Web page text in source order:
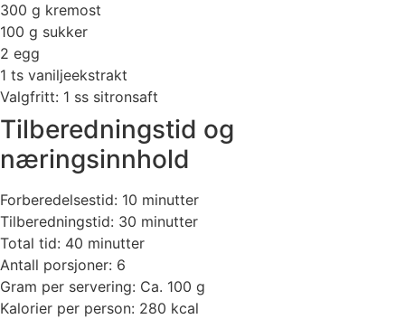
300 g kremost
100 g sukker
2 egg
1 ts vaniljeekstrakt
Valgfritt: 1 ss sitronsaft
Tilberedningstid og
næringsinnhold
Forberedelsestid: 10 minutter
Tilberedningstid: 30 minutter
Total tid: 40 minutter
Antall porsjoner: 6
Gram per servering: Ca. 100 g
Kalorier per person: 280 kcal